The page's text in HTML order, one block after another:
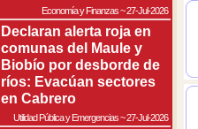
Economía y Finanzas~27-Jul-2026
Declaran alerta roja en
comunas del Maule y
Biobío por desborde de
ríos: Evacúan sectores
en Cabrero
Utilidad Pública y Emergencias~27-Jul-2026